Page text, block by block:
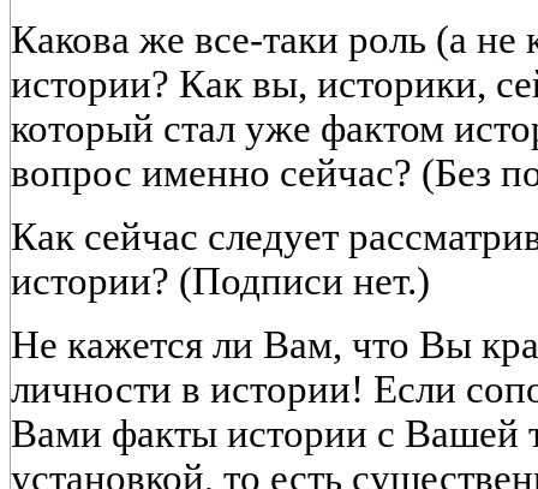
Какова же все-таки роль (а не
истории? Как вы, историки,
который стал уже фактом
вопрос именно сейчас? (Без
Как сейчас следует
истории? (Подписи нет.)
Не кажется ли Вам, что Вы
личности в истории! Если
Вами факты истории с Вашей
установкой, то есть